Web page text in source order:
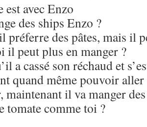
est avec Enzo
des ships Enzo ?
préferre des pâtes, mais il
il peut plus en manger ?
a cassé son réchaud et
quand même pouvoir aller
maintenant il va manger
tomate comme toi ?